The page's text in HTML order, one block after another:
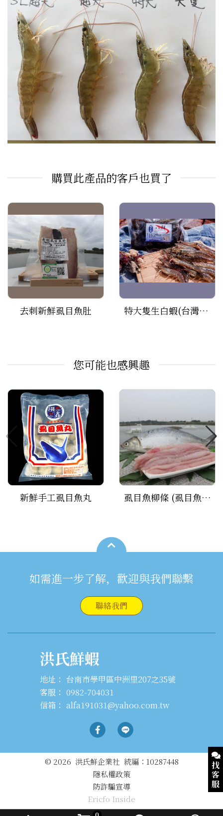
購買此產品的客戶也買了
去刺新鮮虱目魚肚 特大隻生白蝦(台灣白蝦)
您可能也感興趣
新鮮手工虱目魚丸 虱目魚柳條 (虱目魚里肌)
如需進一步了解，歡迎與我們聯繫
聯絡我們
洪氏鮮蝦
地址： 台南市學甲區中洲里207之35號
客服： 0982-704031
信箱： alfa191031@yahoo.com.tw
© 2026 洪氏鮮企業社 統編：10287448
隱私權政策
防詐騙宣導
Ericfo Inside
AI
找
客
服